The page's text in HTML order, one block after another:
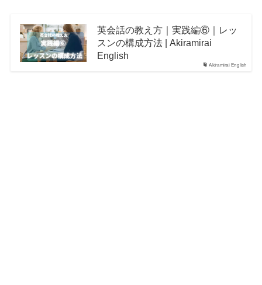
Akiramirai English
英会話の教え方｜実践編⑥｜レッ
スンの構成方法 | Akiramirai
English